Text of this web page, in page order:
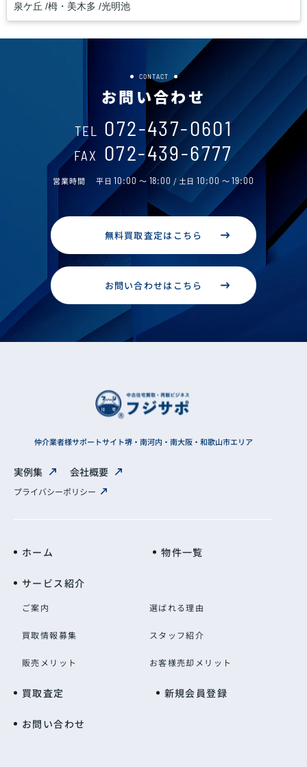
泉ケ丘 栂・美木多 光明池
CONTACT
お問い合わせ
TEL 072-437-0601
FAX 072-439-6777
営業時間 平日10:00 ～ 18:00 / 土日10:00 ～19:00
無料買取査定はこちら
お問い合わせはこちら
仲介業者様サポートサイト堺・南河内・南大阪・和歌山市エリア
実例集 会社概要
プライバシーポリシー
ホーム 物件一覧
サービス紹介
ご案内 選ばれる理由
買取情報募集 スタッフ紹介
販売メリット お客様売却メリット
買取査定 新規会員登録
お問い合わせ